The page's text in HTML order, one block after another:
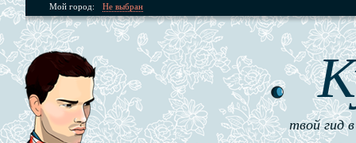
Мой город: Не выбран
твой гид